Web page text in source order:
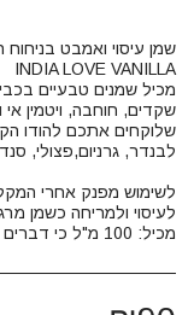
מכיל: 100 מ"ל כי דברים טובים נגמרים מהר!